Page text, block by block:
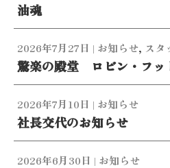
油魂
驚楽の殿堂 ロビン・フッ
2026年7月27日 | お知らせ, スタ
社長交代のお知らせ
2026年7月10日 | お知らせ
2026年6月30日 | お知らせ